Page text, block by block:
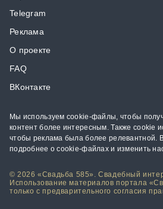
Telegram
Реклама
О проекте
FAQ
ВКонтакте
Мы используем cookie-файлы, чтобы
контент более интересным. Также cookie
чтобы реклама была более релевантной.
подробнее о cookie-файлах и изменить
© 2026 «Свадьба 585». Свадебный
Использование материалов портала
только с предварительного согласия